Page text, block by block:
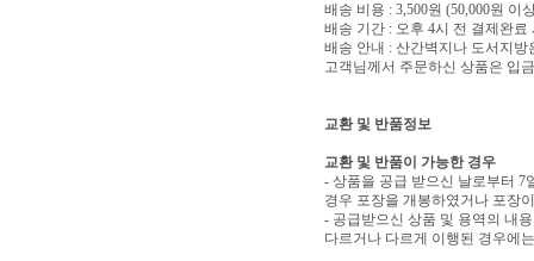
배송 비용 : 3,500원 (50,000원 이
배송 기간 : 오후 4시 전 결제완료
배송 안내 : 산간벽지나 도서지
고객님께서 주문하신 상품은 입
교환 및 반품정보
교환 및 반품이 가능한 경우
- 상품을 공급 받으신 날로부터 7
경우 포장을 개봉하였거나 포장
- 공급받으신 상품 및 용역의 내
다르거나 다르게 이행된 경우에